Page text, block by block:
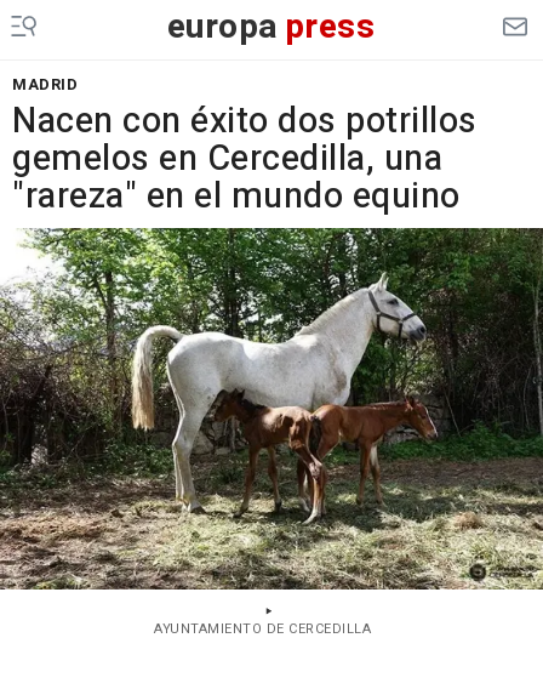
europa press
MADRID
Nacen con éxito dos potrillos
gemelos en Cercedilla, una
"rareza" en el mundo equino
AYUNTAMIENTO DE CERCEDILLA